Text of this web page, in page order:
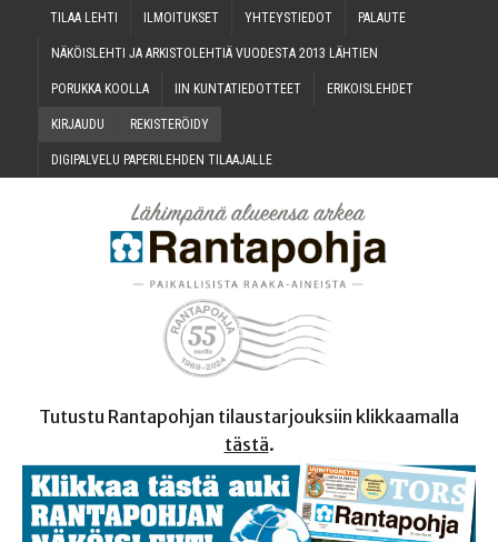
TILAA LEH­TI ILMOI­TUK­SET YHTEYS­TIE­DOT PALAU­TE
NÄKÖIS­LEH­TI JA ARKIS­TO­LEH­TIÄ VUO­DES­TA 2013 LÄHTIEN
PORUK­KA KOOLLA IIN KUN­TA­TIE­DOT­TEET ERI­KOIS­LEH­DET
KIR­JAU­DU REKIS­TE­RÖI­DY
DIGI­PAL­VE­LU PAPE­RI­LEH­DEN TILAAJALLE
Tutustu Rantapohjan tilaustarjouksiin klikkaamalla
tästä.